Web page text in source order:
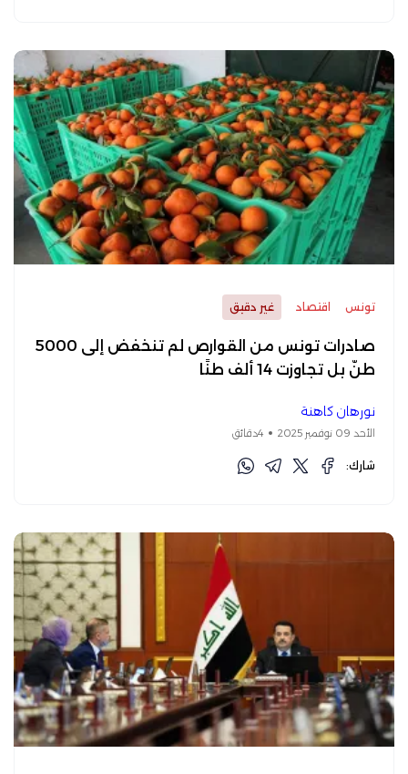
تونس اقتصاد غير دقيق
صادرات تونس من القوارص لم تنخفض إلى 5000
طنّ بل تجاوزت 14 ألف طنًا
نورهان كاهنة
الأحد 09 نوفمبر 2025 4دقائق
شارك: